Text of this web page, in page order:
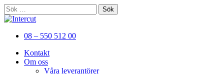
Sök
efter:
Intercut
Er kompletta leverantör av
08 – 550 512 00
Kontakt
Om oss
Våra leverantörer